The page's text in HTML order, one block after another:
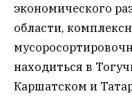
экономического
области,
находиться в
Каршатском и